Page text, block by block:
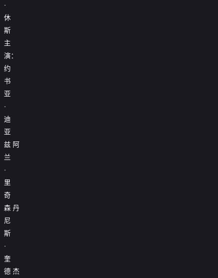
·
休
斯
主
演：
约
书
亚
·
迪
亚
兹 阿
兰
·
里
奇
森 丹
尼
斯
·
奎
德 杰